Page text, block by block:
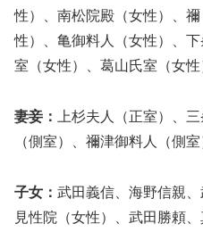
性）、南松院殿（女性）、
性）、亀御料人（女性）、
室（女性）、葛山氏室（女性
妻妾：
上杉夫人（正室）、
（側室）、禰津御料人（側
子女： 武田義信、海野信親、
見性院（女性）、武田勝頼